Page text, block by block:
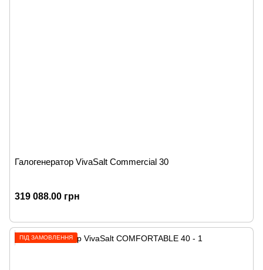
Галогенератор VivaSalt Commercial 30
319 088.00 грн
ПІД ЗАМОВЛЕННЯ